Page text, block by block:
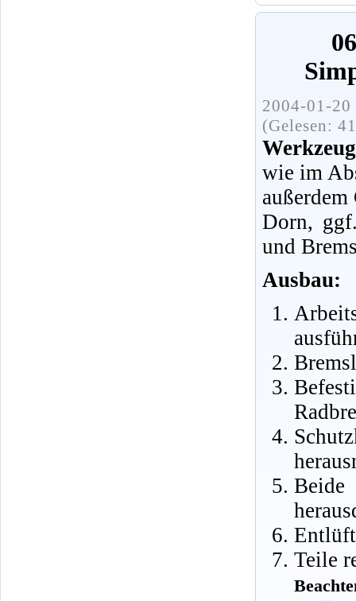
2004-01-
(Gelesen:
wie im
Dorn,
und
Ausbau:
Teile